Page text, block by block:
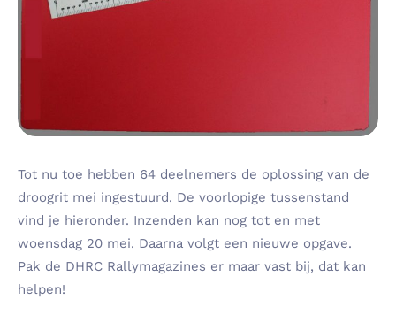
Tot nu toe hebben 64 deelnemers de oplossing van de
droogrit mei ingestuurd. De voorlopige tussenstand
vind je hieronder. Inzenden kan nog tot en met
woensdag 20 mei. Daarna volgt een nieuwe opgave.
Pak de DHRC Rallymagazines er maar vast bij, dat kan
helpen!